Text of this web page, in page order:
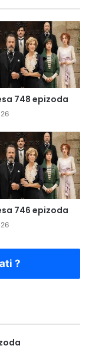
748 epizoda
746 epizoda
?